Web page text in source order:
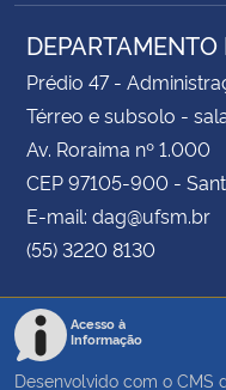
Prédio 47 -
Térreo e subsolo -
Av. Roraima nº 1.000
CEP 97105-900 -
E-mail: dag@ufsm.br
(55) 3220 8130
Acesso à
Informação
Desenvolvido com o CMS